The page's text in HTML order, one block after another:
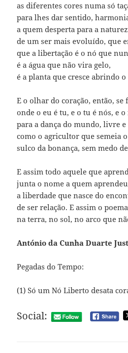
as diferentes cores numa só
para lhes dar sentido,
a quem desperta para a
de um ser mais evoluído, que
que a libertação é o nó que
é a água que não vira gelo,
é a planta que cresce abrindo o
E o olhar do coração, então, se
onde o eu é tu, e o tu é nós, e o
para a dança do mundo, livre
como o agricultor que semeia
sulco da bonança, sem medo
E assim todo aquele que
junta o nome a quem
a liberdade que nasce do
de ser relação. E assim o
na terra, no sol, no arco que
António da Cunha Duarte
Pegadas do Tempo:
(1) Só um Nó Liberto desata
Social: